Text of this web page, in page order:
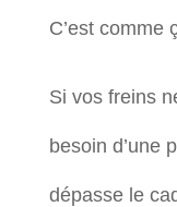
C’est comme
Si vos freins
besoin d’une
dépasse le